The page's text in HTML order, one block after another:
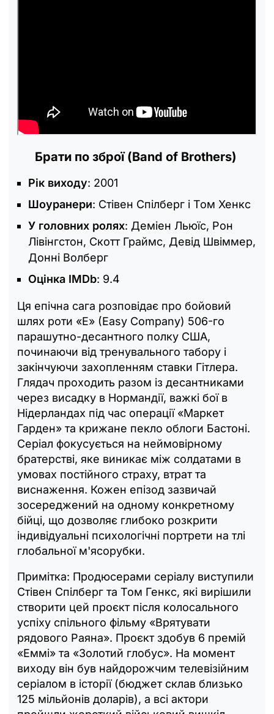
Брати по зброї (Band of Brothers)
Рік виходу: 2001
Шоуранери: Стівен Спілберг і Том Хенкс
У головних ролях: Деміен Льюїс, Рон
Лівінгстон, Скотт Граймс, Девід Швіммер,
Донні Волберг
Оцінка IMDb: 9.4
Ця епічна сага розповідає про бойовий
шлях роти «E» (Easy Company) 506-го
парашутно-десантного полку США,
починаючи від тренувального табору і
закінчуючи захопленням ставки Гітлера.
Глядач проходить разом із десантниками
через висадку в Нормандії, важкі бої в
Нідерландах під час операції «Маркет
Гарден» та крижане пекло облоги Бастоні.
Серіал фокусується на неймовірному
братерстві, яке виникає між солдатами в
умовах постійного страху, втрат та
виснаження. Кожен епізод зазвичай
зосереджений на одному конкретному
бійці, що дозволяє глибоко розкрити
індивідуальні психологічні портрети на тлі
глобальної м'ясорубки.
Примітка: Продюсерами серіалу виступили
Стівен Спілберг та Том Генкс, які вирішили
створити цей проєкт після колосального
успіху спільного фільму «Врятувати
рядового Раяна». Проєкт здобув 6 премій
«Еммі» та «Золотий глобус». На момент
виходу він був найдорожчим телевізійним
серіалом в історії (бюджет склав близько
125 мільйонів доларів), а всі актори